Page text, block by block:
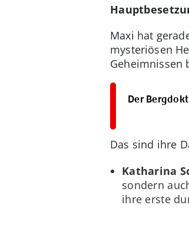
Maxi hat
mysteriösen
Geheimnissen
Der
Das sind ihre
Katharina
sondern
ihre erste